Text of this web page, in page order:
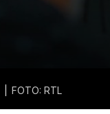
FOTO: RTL